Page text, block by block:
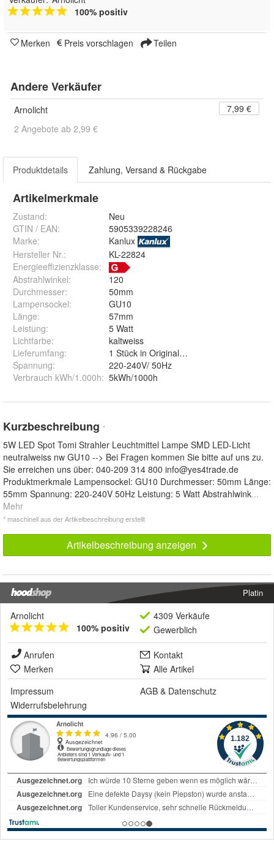
100% positiv
Merken Preis vorschlagen Teilen
Andere Verkäufer
Arnolicht
7,99 €
2 Angebote ab 2,99 €
Produktdetails Zahlung, Versand & Rückgabe
Artikelmerkmale
Zustand:
Neu
GTIN / EAN:
5905339228246
Marke:
Kanlux
Hersteller Nr.:
KL-22824
Energieeffizienzklasse:
Abstrahlwinkel:
120
Durchmesser:
50mm
Lampensockel:
GU10
Länge:
57mm
Leistung:
5 Watt
Lichtfarbe:
kaltweiss
Lieferumfang:
1 Stück in Originalverpackung
Spannung:
220-240V/ 50Hz
Verbrauch kWh/1.000h: 5kWh/1000h
Kurzbeschreibung *
5W LED Spot Tomi Strahler Leuchtmittel Lampe SMD LED-Licht
neutralweiss nw GU10 --> Bei Fragen kommen Sie bitte auf uns zu.
Sie erreichen uns über: 040-209 314 800 info@yes4trade.de
Produktmerkmale Lampensockel: GU10 Durchmesser: 50mm Länge:
55mm Spannung: 220-240V 50Hz Leistung: 5 Watt Abstrahlwink...
Mehr
* maschinell aus der Artikelbeschreibung erstellt
Artikelbeschreibung anzeigen
Platin
Arnolicht
100% positiv
4309 Verkäufe
Gewerblich
Anrufen
Kontakt
Merken
Alle Artikel
Impressum
AGB & Datenschutz
Widerrufsbelehrung